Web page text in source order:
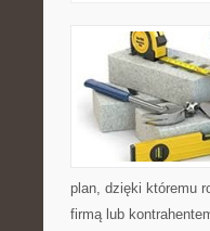
plan, dzięki któremu
firmą lub